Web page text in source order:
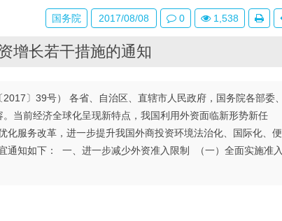
增长若干措施的通知
〕39号） 各省、自治区、直辖市人民政府，国务院各部委、
当前经济全球化呈现新特点，我国利用外资面临新形势新任
服务改革，进一步提升我国外商投资环境法治化、国际化、便
通知如下： 一、进一步减少外资准入限制 （一）全面实施准入
国务院 2017/08/08 0 1,538